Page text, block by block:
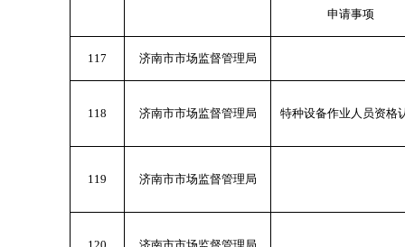
申请事项
117 济南市市场监督管理局
118 济南市市场监督管理局 特种设备作业人员资格
119 济南市市场监督管理局